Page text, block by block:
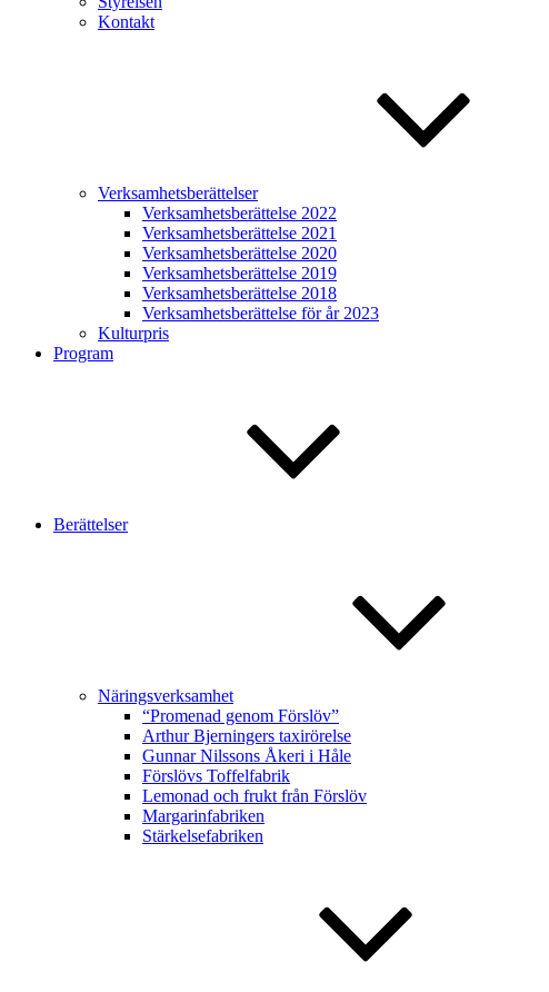
Kontakt
Verksamhetsberättelser
Verksamhetsberättelse 2022
Verksamhetsberättelse 2021
Verksamhetsberättelse 2020
Verksamhetsberättelse 2019
Verksamhetsberättelse 2018
Verksamhetsberättelse för år 2023
Kulturpris
Program
Berättelser
Näringsverksamhet
“Promenad genom Förslöv”
Arthur Bjerningers taxirörelse
Gunnar Nilssons Åkeri i Håle
Förslövs Toffelfabrik
Lemonad och frukt från Förslöv
Margarinfabriken
Stärkelsefabriken